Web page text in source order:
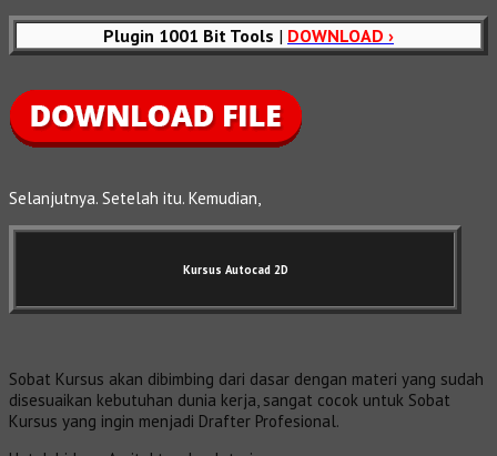
Plugin 1001 Bit Tools | DOWNLOAD ›
Selanjutnya. Setelah itu. Kemudian,
Kursus Autocad 2D
Sobat Kursus akan dibimbing dari dasar dengan materi yang sudah
disesuaikan kebutuhan dunia kerja, sangat cocok untuk Sobat
Kursus yang ingin menjadi Drafter Profesional.